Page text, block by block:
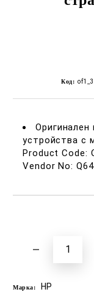
Код:
Оригинален
устройства с
Product Code:
Vendor No:
Марка: HP